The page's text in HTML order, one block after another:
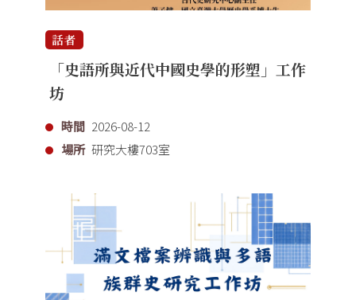
話者
「史語所與近代中國史學的形塑」工作
坊
時間 2026-08-12
場所 研究大樓703室